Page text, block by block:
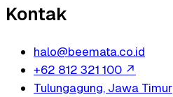
Kontak
halo@beemata.co.id
+62 812 321 100 ↗
Tulungagung, Jawa Timur